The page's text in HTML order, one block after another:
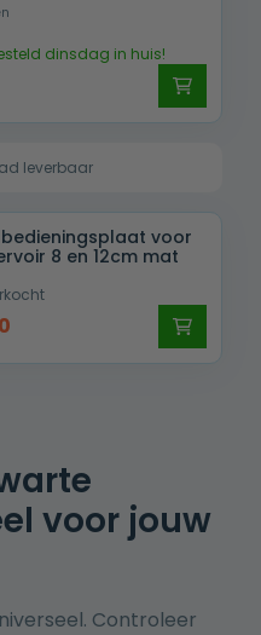
dinsdag in huis!
€ 99,00.
leverbaar
voor
8 en 12cm mat
voor jouw
Controleer